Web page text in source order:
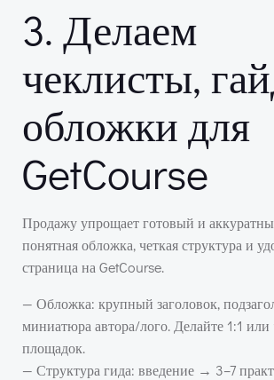
3. Делаем
чеклисты,
обложки для
GetCourse
Продажу упрощает готовый и
понятная обложка, четкая структура и
страница на GetCourse.
— Обложка: крупный заголовок,
миниатюра автора/лого. Делайте 1:1 или
площадок.
— Структура гида: введение → 3–7